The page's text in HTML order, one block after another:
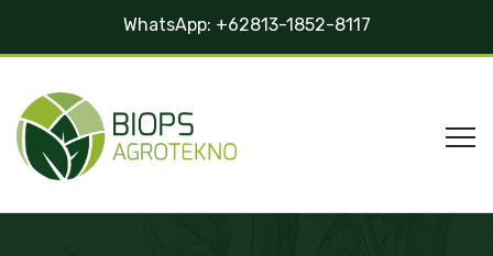
WhatsApp: +62813-1852-8117